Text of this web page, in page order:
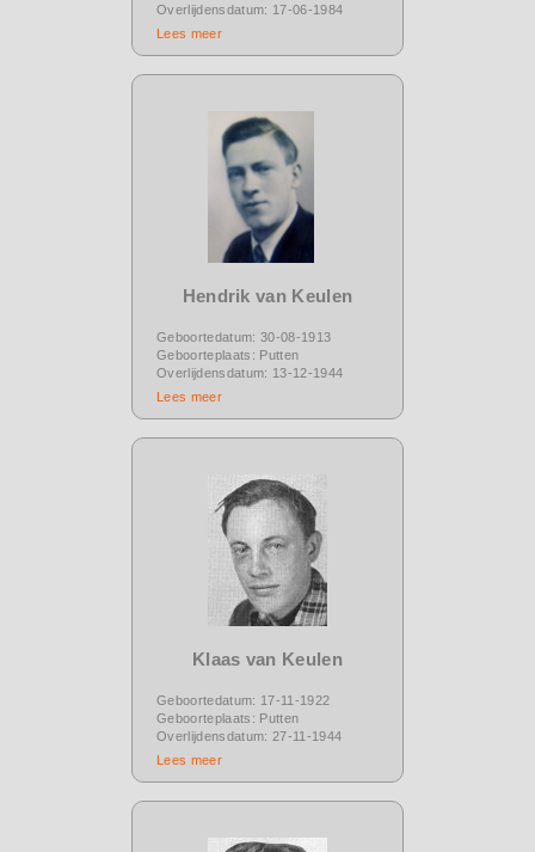
Overlijdensdatum: 17-06-1984
Lees meer
Hendrik van Keulen
Geboortedatum: 30-08-1913
Geboorteplaats: Putten
Overlijdensdatum: 13-12-1944
Lees meer
Klaas van Keulen
Geboortedatum: 17-11-1922
Geboorteplaats: Putten
Overlijdensdatum: 27-11-1944
Lees meer